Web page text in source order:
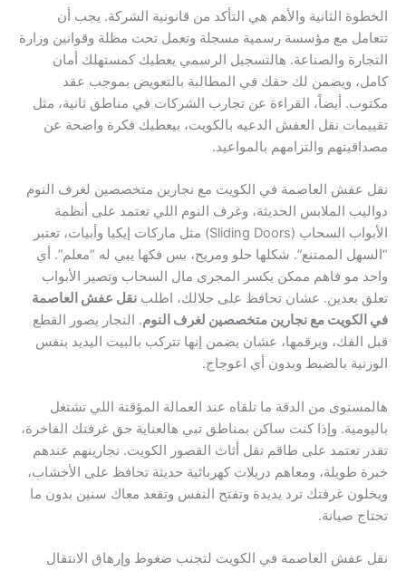
الخطوة الثانية والأهم هي التأكد من قانونية الشركة. يجب أن
تتعامل مع مؤسسة رسمية مسجلة وتعمل تحت مظلة وقوانين وزارة
التجارة والصناعة. هالتسجيل الرسمي يعطيك كمستهلك أمان
كامل، ويضمن لك حقك في المطالبة بالتعويض بموجب عقد
مكتوب. أيضاً، القراءة عن تجارب الشركات في مناطق ثانية، مثل
تقييمات نقل العفش الدعيه بالكويت، بيعطيك فكرة واضحة عن
مصداقيتهم والتزامهم بالمواعيد.
نقل عفش العاصمة في الكويت مع نجارين متخصصين لغرف النوم
دواليب الملابس الحديثة، وغرف النوم اللي تعتمد على أنظمة
الأبواب السحاب (Sliding Doors) مثل ماركات إيكيا وأبيات، تعتبر
“السهل الممتنع”. شكلها حلو ومريح، بس فكها يبي له “معلم”. أي
واحد مو فاهم ممكن يكسر المجرى مال السحاب وتصير الأبواب
تعلق بعدين. عشان تحافظ على حلالك، اطلب نقل عفش العاصمة
في الكويت مع نجارين متخصصين لغرف النوم. النجار يصور القطع
قبل الفك، ويرقمها، عشان يضمن إنها تتركب بالبيت اليديد بنفس
الوزنية بالضبط وبدون أي اعوجاج.
هالمستوى من الدقة ما تلقاه عند العمالة المؤقتة اللي تشتغل
باليومية. وإذا كنت ساكن بمناطق تبي هالعناية حق غرفتك الفاخرة،
تقدر تعتمد على طاقم نقل أثاث القصور الكويت. نجارينهم عندهم
خبرة طويلة، ومعاهم دريلات كهربائية حديثة تحافظ على الأخشاب،
ويخلون غرفتك ترد يديدة وتفتح النفس وتقعد معاك سنين بدون ما
تحتاج صيانة.
نقل عفش العاصمة في الكويت لتجنب ضغوط وإرهاق الانتقال